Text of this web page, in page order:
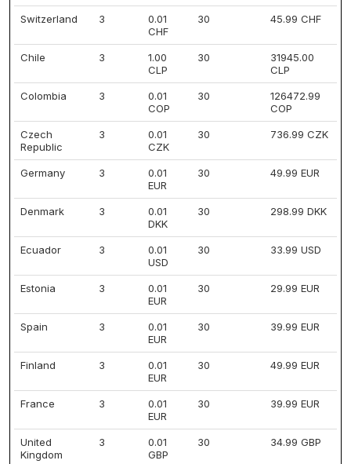
Switzerland 3
0.01
CHF
30 45.99 CHF
Chile 3
1.00
CLP
30
31945.00
CLP
Colombia 3
0.01
COP
30
126472.99
COP
Czech
Republic
3
0.01
CZK
30 736.99 CZK
Germany 3
0.01
EUR
30 49.99 EUR
Denmark 3
0.01
DKK
30 298.99 DKK
Ecuador 3
0.01
USD
30 33.99 USD
Estonia 3
0.01
EUR
30 29.99 EUR
Spain 3
0.01
EUR
30 39.99 EUR
Finland 3
0.01
EUR
30 49.99 EUR
France 3
0.01
EUR
30 39.99 EUR
United
Kingdom
3
0.01
GBP
30 34.99 GBP